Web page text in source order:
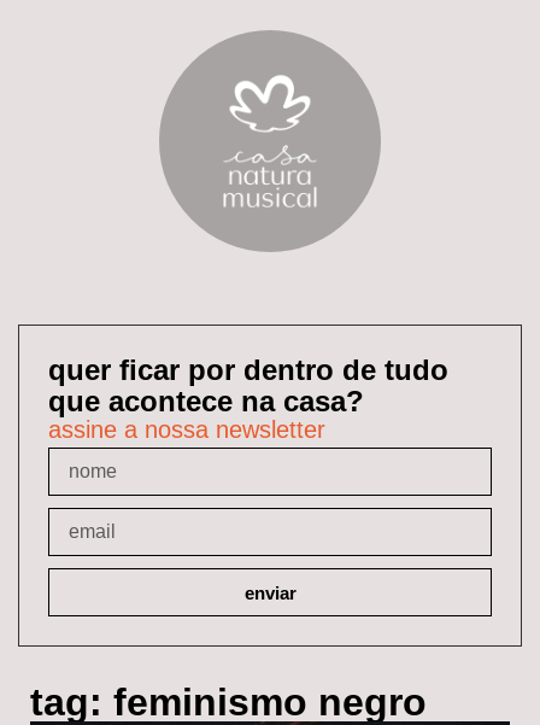
quer ficar por dentro de tudo
que acontece na casa?
assine a nossa newsletter
enviar
tag: feminismo negro